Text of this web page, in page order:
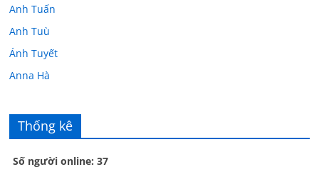
Anh Tuấn
Anh Tuù
Ánh Tuyết
Anna Hà
Âu Tú Vân
Bác sĩ Hoa
Bác sĩ Stephen Mak
Thống kê
Số người online: 37